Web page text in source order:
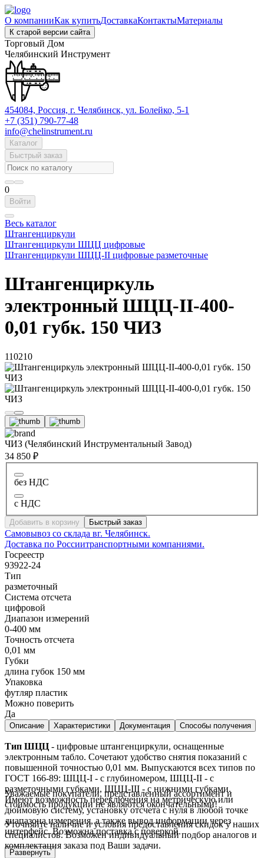
О компанииКак купитьДоставкаКонтактыМатериалы
К старой версии сайта
Торговый Дом
Челябинский Инструмент
454084, Россия, г. Челябинск, ул. Болейко, 5-1
+7 (351) 790-77-48
info@chelinstrument.ru
Каталог
Быстрый заказ
0
Войти
Весь каталог
Штангенциркули
Штангенциркули ШЦЦ цифровые
Штангенциркули ШЦЦ-II цифровые разметочные
Штангенциркуль
электронный ШЦЦ-II-400-
0,01 губк. 150 ЧИЗ
110210
ЧИЗ (Челябинский Инструментальный Завод)
34 850 ₽
без НДС
с НДС
Добавить в корзину Быстрый заказ
Самовывоз со склада вг. Челябинск.
Доставка по Россиитранспортными компаниями.
Госреестр
93922-24
Тип
разметочный
Система отсчета
цифровой
Диапазон измерений
0-400 мм
Точность отсчета
0,01 мм
Губки
длина губок 150 мм
Упаковка
футляр пластик
Можно поверить
Да
Описание Характеристики Документация Способы получения
Тип ШЦЦ- цифровые штангенциркули, оснащенные
электронным табло. Сочетают удобство снятия показаний с
повышенной точностью 0,01 мм. Выпускаются всех типов по
ГОСТ 166-89: ШЦЦ-I - с глубиномером, ШЦЦ-II - с
разметочными губками, ШЦЦ-III - с нижними губками.
Имеют возможность переключения на метрическую или
дюймовую систему, установку отсчета с нуля в любой точке
диапазона измерения, а также вывод информации через
интерфейс. Возможна поставка с поверкой.
Развернуть
Уважаемые покупатели, представленный ассортимент и
стоимость продукции не являются окончательными!
Уточняйте наличие и условия предоставления скидок у наших
специалистов. Возможен индивидуальный подбор аналогов и
комплектация заказа под Ваши задачи.